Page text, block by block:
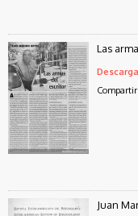
Las
Compartir
Juan